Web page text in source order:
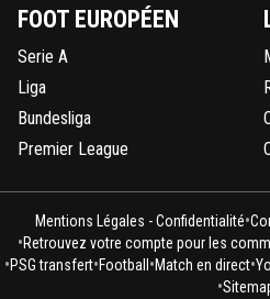
FOOT EUROPÉEN
Serie A
Liga
Bundesliga
Premier League
Mentions Légales - Confidentialité•
•Retrouvez votre compte pour les
•PSG transfert•Football •Match en direct•
•